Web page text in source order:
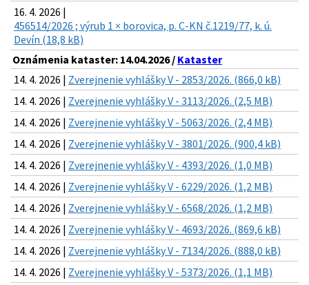
16. 4. 2026 |
456514/2026 ; výrub 1 × borovica, p. C-KN č.1219/77, k. ú.
Devín (18,8 kB)
Oznámenia kataster: 14.04.2026 / Kataster
14. 4. 2026 | Zverejnenie vyhlášky V - 2853/2026. (866,0 kB)
14. 4. 2026 | Zverejnenie vyhlášky V - 3113/2026. (2,5 MB)
14. 4. 2026 | Zverejnenie vyhlášky V - 5063/2026. (2,4 MB)
14. 4. 2026 | Zverejnenie vyhlášky V - 3801/2026. (900,4 kB)
14. 4. 2026 | Zverejnenie vyhlášky V - 4393/2026. (1,0 MB)
14. 4. 2026 | Zverejnenie vyhlášky V - 6229/2026. (1,2 MB)
14. 4. 2026 | Zverejnenie vyhlášky V - 6568/2026. (1,2 MB)
14. 4. 2026 | Zverejnenie vyhlášky V - 4693/2026. (869,6 kB)
14. 4. 2026 | Zverejnenie vyhlášky V - 7134/2026. (888,0 kB)
14. 4. 2026 | Zverejnenie vyhlášky V - 5373/2026. (1,1 MB)